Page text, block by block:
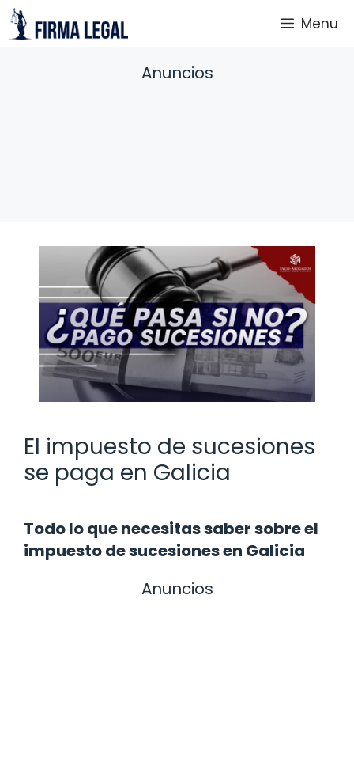
Saltar
al
Menu
Anuncios
El impuesto de sucesiones
se paga en Galicia
Todo lo que necesitas saber sobre el
impuesto de sucesiones en Galicia
Anuncios